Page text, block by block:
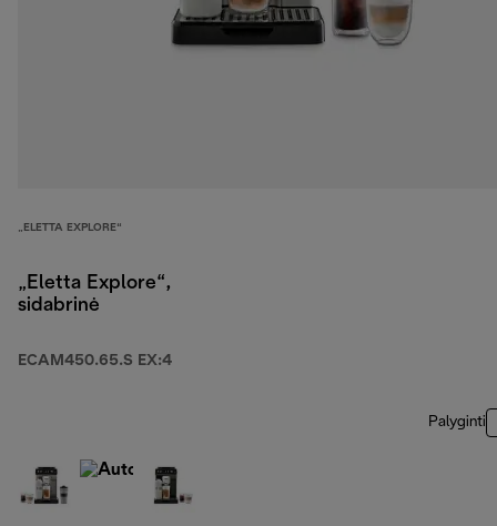
„ELETTA EXPLORE“
„Eletta Explore“,
sidabrinė
ECAM450.65.S EX:4
Palyginti